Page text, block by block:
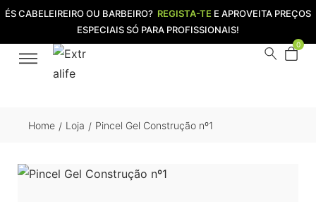
ÉS CABELEIREIRO OU BARBEIRO? REGISTA-TE E APROVEITA PREÇOS
ESPECIAIS SÓ PARA PROFISSIONAIS!
0
Home / Loja / Pincel Gel Construção nº1